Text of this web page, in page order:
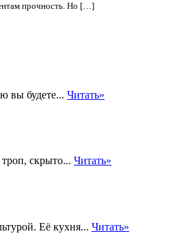
прочность. Но […]
вы будете... Читать»
скрыто... Читать»
Её кухня... Читать»